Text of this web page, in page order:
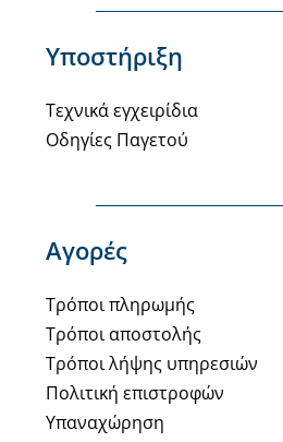
Υποστήριξη
Τεχνικά εγχειρίδια
Οδηγίες Παγετού
Αγορές
Τρόποι πληρωμής
Τρόποι αποστολής
Τρόποι λήψης υπηρεσιών
Πολιτική επιστροφών
Υπαναχώρηση